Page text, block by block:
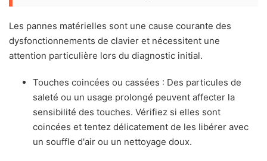
Les pannes matérielles sont une cause courante des
dysfonctionnements de clavier et nécessitent une
attention particulière lors du diagnostic initial.
Touches coincées ou cassées : Des particules de
saleté ou un usage prolongé peuvent affecter la
sensibilité des touches. Vérifiez si elles sont
coincées et tentez délicatement de les libérer avec
un souffle d'air ou un nettoyage doux.